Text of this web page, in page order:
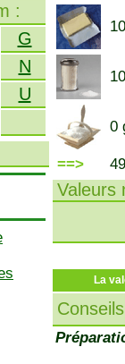
:
G
N
U
0
==>
Valeurs
La